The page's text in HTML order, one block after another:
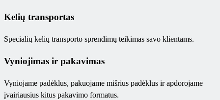
Kelių transportas
Specialių kelių transporto sprendimų teikimas savo klientams.
Vyniojimas ir pakavimas
Vyniojame padėklus, pakuojame mišrius padėklus ir apdorojame
įvairiausius kitus pakavimo formatus.